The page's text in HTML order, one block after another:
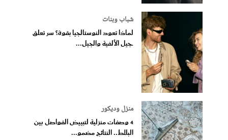
شباب وبنات
لماذا تعود النوستالجيا بقوة؟ سر تعلق
جيل الألفية والجيل...
منزل وديكور
4 وصفات منزلية لتبييض الفواصل بين
البلاط.. النتائج مضمو...